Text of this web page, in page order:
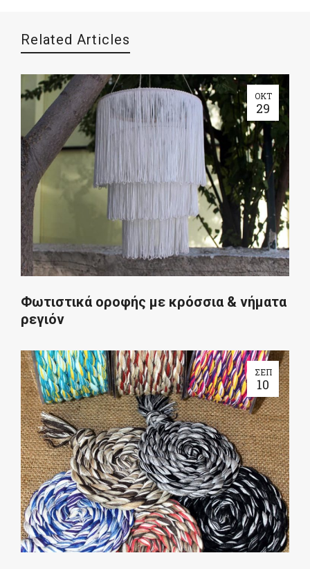
Related Articles
ΟΚΤ
29
Φωτιστικά οροφής με κρόσσια & νήματα
ρεγιόν
ΣΕΠ
10